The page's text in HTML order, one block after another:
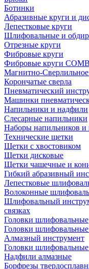
Ботинки
Абразивные круги и
Лепестковые круги
Шлифовальные и
Отрезные круги
Фибровые круги
Фибровые круги
Магнитно-
Корончатые сверла
Пневматический
Машинки
Напильники и надфили
Слесарные напильники
Наборы напильников и
Технические щетки
Щетки с хвостовиком
Щетки дисковые
Щетки чашечные и
Гибкий абразивный
Лепестковые
Волоконные
Шлифовальный
связках
Головки шлифовальные
Головки
Алмазный инструмент
Головки
Надфили алмазные
Борфрезы